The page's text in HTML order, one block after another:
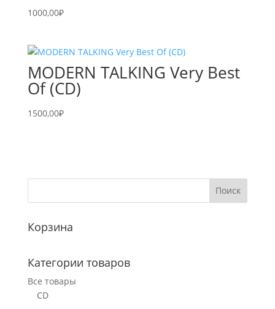
1000,00₽
MODERN TALKING Very Best
Of (CD)
1500,00₽
Корзина
Категории товаров
Все товары
CD